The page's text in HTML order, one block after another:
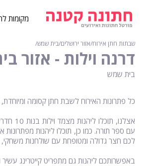
מקומות
שבתות חתן אירוח∕אזור ירושלים∕בית שמש∕
דרנה וילות - אזור
בית שמש
כל פתרונות האירוח לשבת חתן קסומה
עם ספר תורה. כמו כן, תוכלו ליהנות
לכם חצר גדולה ומטופחת עם שולחנות משחקי,
באפשרותכם ליהנות גם מתפריט קייטרינג